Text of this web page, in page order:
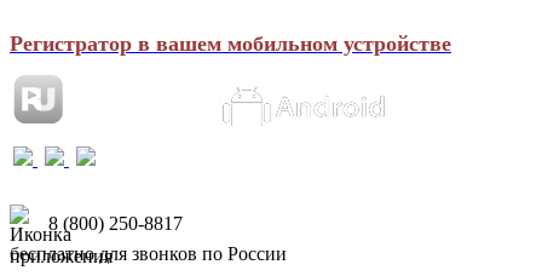
Регистратор в вашем мобильном устройстве
8 (800) 250-8817
бесплатно для звонков по России